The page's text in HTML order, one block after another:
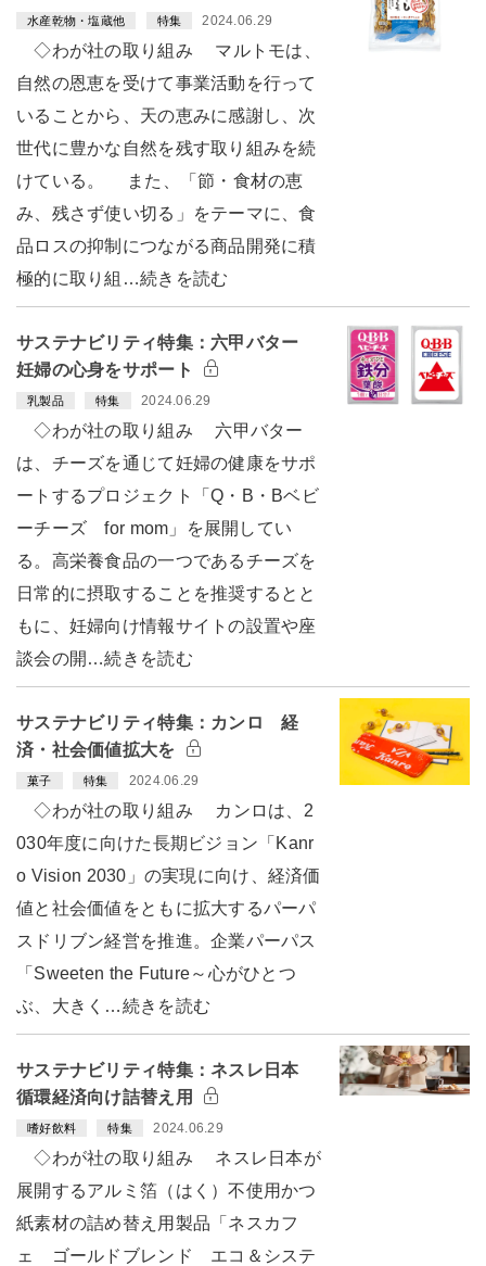
水産乾物・塩蔵他 特集 2024.06.29
◇わが社の取り組み マルトモは、
自然の恩恵を受けて事業活動を行って
いることから、天の恵みに感謝し、次
世代に豊かな自然を残す取り組みを続
けている。 また、「節・食材の恵
み、残さず使い切る」をテーマに、食
品ロスの抑制につながる商品開発に積
極的に取り組…続きを読む
サステナビリティ特集：六甲バター
妊婦の心身をサポート
乳製品 特集 2024.06.29
◇わが社の取り組み 六甲バター
は、チーズを通じて妊婦の健康をサポ
ートするプロジェクト「Q・B・Bベビ
ーチーズ for mom」を展開してい
る。高栄養食品の一つであるチーズを
日常的に摂取することを推奨するとと
もに、妊婦向け情報サイトの設置や座
談会の開…続きを読む
サステナビリティ特集：カンロ 経
済・社会価値拡大を
菓子 特集 2024.06.29
◇わが社の取り組み カンロは、2
030年度に向けた長期ビジョン「Kanr
o Vision 2030」の実現に向け、経済価
値と社会価値をともに拡大するパーパ
スドリブン経営を推進。企業パーパス
「Sweeten the Future～心がひとつ
ぶ、大きく…続きを読む
サステナビリティ特集：ネスレ日本
循環経済向け詰替え用
嗜好飲料 特集 2024.06.29
◇わが社の取り組み ネスレ日本が
展開するアルミ箔（はく）不使用かつ
紙素材の詰め替え用製品「ネスカフ
ェ ゴールドブレンド エコ＆システ